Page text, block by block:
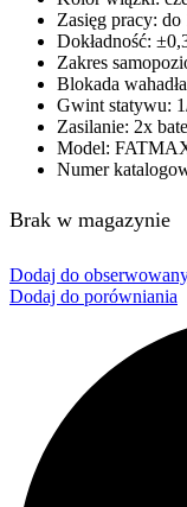
Zasięg pracy:
Dokładność:
Zakres
Blokada
Gwint statywu:
Zasilanie: 2x
Model:
Numer
Brak w magazynie
Dodaj do
Dodaj do porówniania